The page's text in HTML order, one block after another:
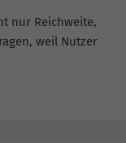
nur Reichweite,
weil Nutzer